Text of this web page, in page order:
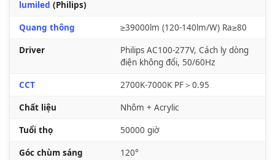
lumiled (Philips)
Quang thông ≥39000lm (120-140lm/W) Ra≥80
Driver
Philips AC100-277V, Cách ly dòng
điện không đổi, 50/60Hz
CCT 2700K-7000K PF＞0.95
Chất liệu Nhôm + Acrylic
Tuổi thọ 50000 giờ
Góc chùm sáng 120°